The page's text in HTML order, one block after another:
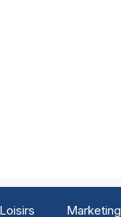
Loisirs Marketing